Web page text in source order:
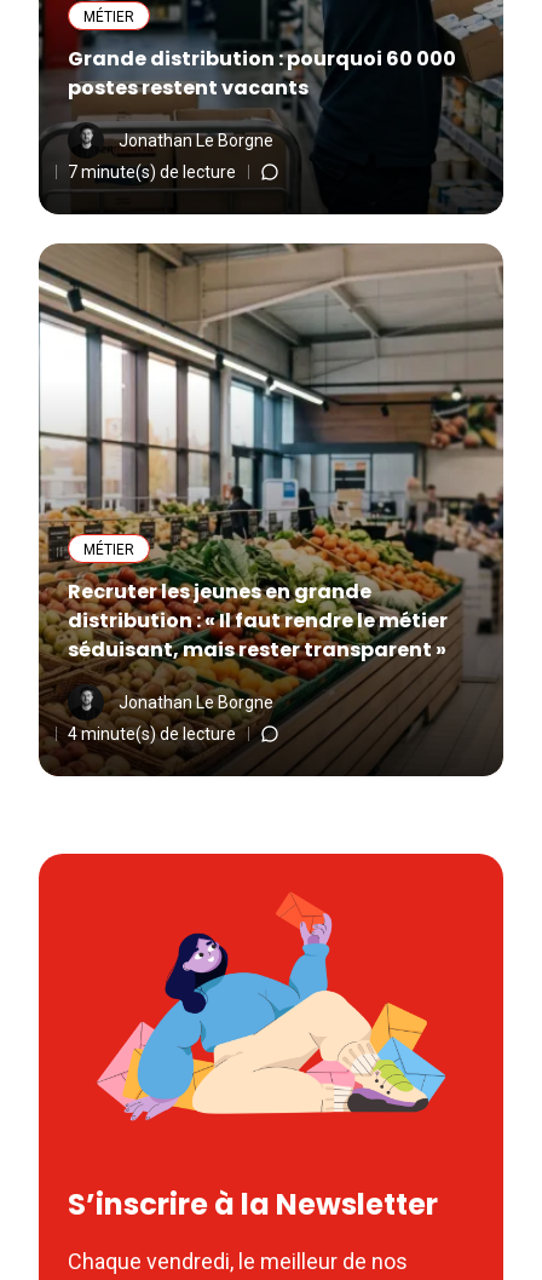
MÉTIER
Grande distribution : pourquoi 60 000
postes restent vacants
Jonathan Le Borgne
7 minute(s) de lecture
MÉTIER
Recruter les jeunes en grande
distribution : « Il faut rendre le métier
séduisant, mais rester transparent »
Jonathan Le Borgne
4 minute(s) de lecture
S’inscrire à la Newsletter
Chaque vendredi, le meilleur de nos